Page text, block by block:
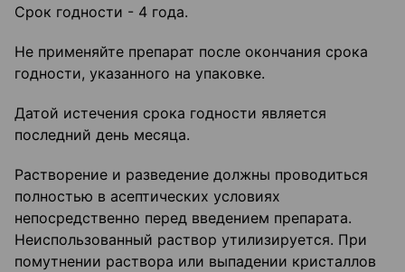
Срок годности - 4 года.
Не применяйте препарат после окончания срока
годности, указанного на упаковке.
Датой истечения срока годности является
последний день месяца.
Растворение и разведение должны проводиться
полностью в асептических условиях
непосредственно перед введением препарата.
Неиспользованный раствор утилизируется. При
помутнении раствора или выпадении кристаллов